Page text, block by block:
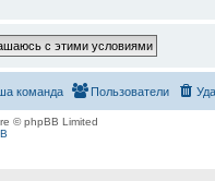
Пользователи
команда
© phpBB Limited